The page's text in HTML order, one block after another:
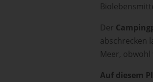
Der
abschrecken
Meer,
Auf diesem